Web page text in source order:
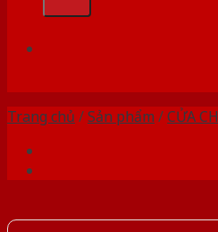
Trang chủ /Sản phẩm /CỬA